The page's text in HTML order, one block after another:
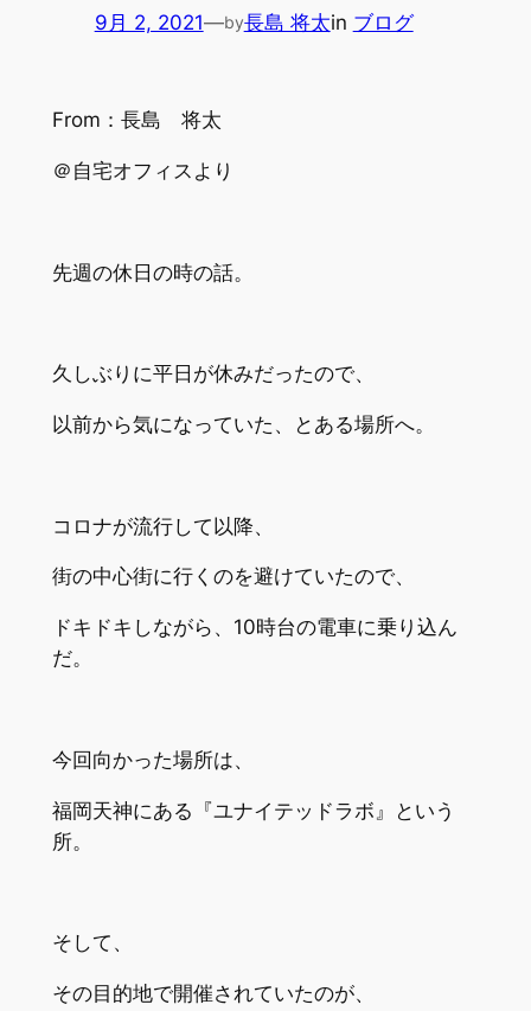
9月 2, 2021—by長島 将太in ブログ
From：長島 将太
＠自宅オフィスより
先週の休日の時の話。
久しぶりに平日が休みだったので、
以前から気になっていた、とある場所へ。
コロナが流行して以降、
街の中心街に行くのを避けていたので、
ドキドキしながら、10時台の電車に乗り込ん
だ。
今回向かった場所は、
福岡天神にある『ユナイテッドラボ』という
所。
そして、
その目的地で開催されていたのが、